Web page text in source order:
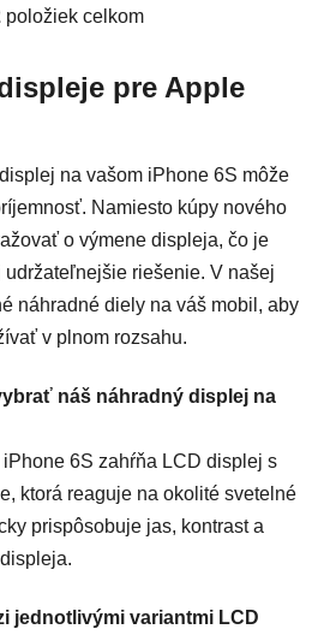
Ovládacie prvky výpisu
položiek celkom
pre Apple
na vašom iPhone 6S môže
Namiesto kúpy nového
o výmene displeja, čo je
riešenie. V našej
náhradné diely na váš mobil, aby
v plnom rozsahu.
náš náhradný displej na
6S zahŕňa LCD displej s
ktorá reaguje na okolité svetelné
prispôsobuje jas, kontrast a
jednotlivými variantmi LCD